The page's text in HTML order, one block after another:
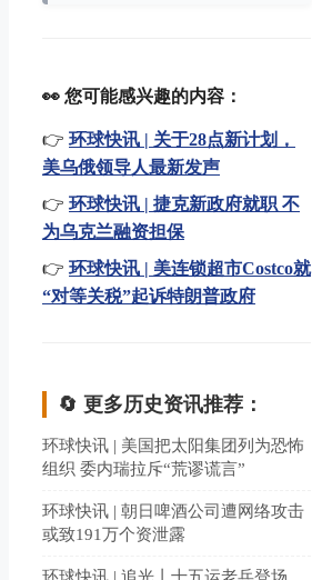
👀 您可能感兴趣的内容：
👉 环球快讯 | 关于28点新计划，
美乌俄领导人最新发声
👉 环球快讯 | 捷克新政府就职 不
为乌克兰融资担保
👉 环球快讯 | 美连锁超市Costco就
“对等关税”起诉特朗普政府
🔄 更多历史资讯推荐：
环球快讯 | 美国把太阳集团列为恐怖
组织 委内瑞拉斥“荒谬谎言”
环球快讯 | 朝日啤酒公司遭网络攻击
或致191万个资泄露
环球快讯 | 追光丨十五运老兵登场，